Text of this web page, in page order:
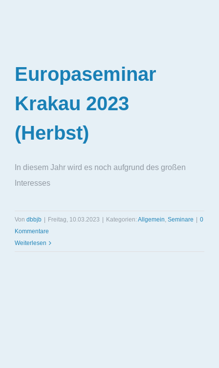
Europaseminar
Krakau 2023
(Herbst)
In diesem Jahr wird es noch aufgrund des großen
Interesses
Von dbbjb | Freitag, 10.03.2023 | Kategorien: Allgemein Seminare | 0
Kommentare
Weiterlesen